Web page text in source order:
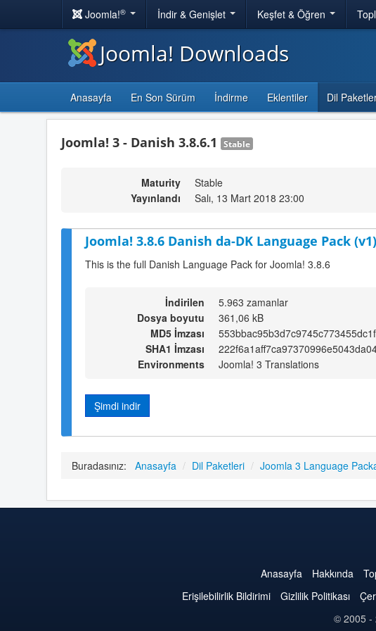
Joomla!® İndir & Genişlet Keşfet & Öğren
Joomla! Downloads
Anasayfa En Son Sürüm İndirme Eklentiler Dil
Joomla! 3 - Danish 3.8.6.1 Stable
Maturity
Stable
Yayınlandı
Salı, 13 Mart 2018 23:00
Joomla! 3.8.6 Danish da-DK Language Pack (v1)
This is the full Danish Language Pack for Joomla! 3.8.6
İndirilen
5.963 zamanlar
Dosya boyutu
361,06 kB
MD5 İmzası
SHA1 İmzası
Environments
Joomla! 3 Translations
Şimdi indir
Buradasınız: Anasayfa / Dil Paketleri / Joomla 3 Language
Anasayfa Hakkında
Erişilebilirlik Bildirimi
Gizlilik Politikası
© 2005 -